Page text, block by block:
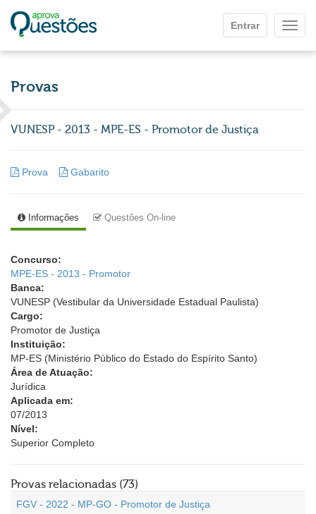
Entrar
Provas
VUNESP - 2013 - MPE-ES - Promotor de Justiça
Prova Gabarito
Informações Questões On-line
Concurso:
MPE-ES - 2013 - Promotor
Banca:
VUNESP (Vestibular da Universidade Estadual Paulista)
Cargo:
Promotor de Justiça
Instituição:
MP-ES (Ministério Público do Estado do Espírito Santo)
Área de Atuação:
Jurídica
Aplicada em:
07/2013
Nível:
Superior Completo
Provas relacionadas (73)
FGV - 2022 - MP-GO - Promotor de Justiça